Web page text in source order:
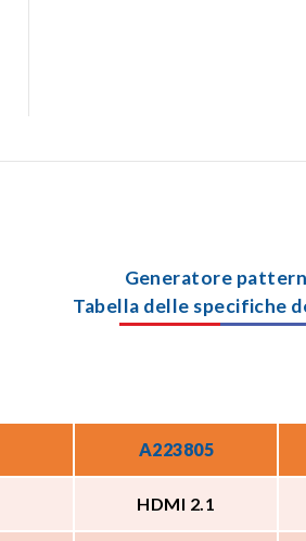
Generatore
Tabella delle specifiche
A223805
HDMI 2.1